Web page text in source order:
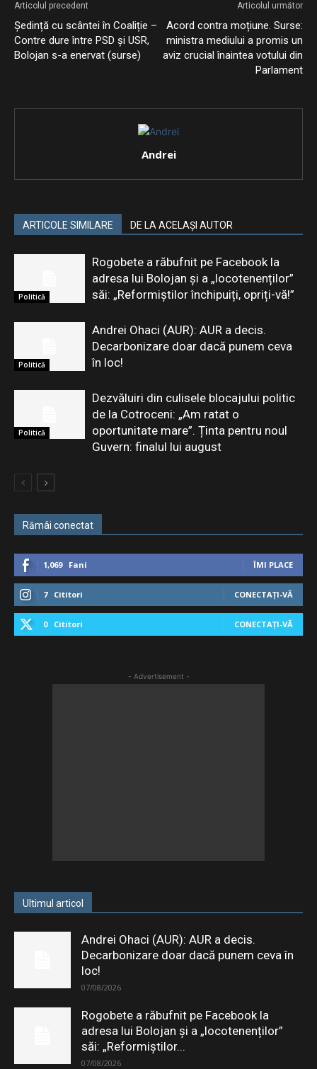
Articolul precedent
Ședință cu scântei în Coaliție –
Contre dure între PSD și USR,
Bolojan s-a enervat (surse)
Articolul următor
Acord contra moțiune. Surse:
ministra mediului a promis un
aviz crucial înaintea votului din
Parlament
Andrei
ARTICOLE SIMILARE DE LA ACELAȘI AUTOR
Politică
Rogobete a răbufnit pe Facebook la
adresa lui Bolojan și a „locotenenților”
săi: „Reformiștilor închipuiți, opriți-vă!”
Politică
Andrei Ohaci (AUR): AUR a decis.
Decarbonizare doar dacă punem ceva
în loc!
Politică
Dezvăluiri din culisele blocajului politic
de la Cotroceni: „Am ratat o
oportunitate mare”. Ținta pentru noul
Guvern: finalul lui august
Rămâi conectat
1,069 Fani ÎMI PLACE
7 Cititori CONECTAȚI-VĂ
0 Cititori CONECTAȚI-VĂ
- Advertisement -
Ultimul articol
Andrei Ohaci (AUR): AUR a decis.
Decarbonizare doar dacă punem ceva în
loc!
07/08/2026
Rogobete a răbufnit pe Facebook la
adresa lui Bolojan și a „locotenenților”
săi: „Reformiștilor...
07/08/2026